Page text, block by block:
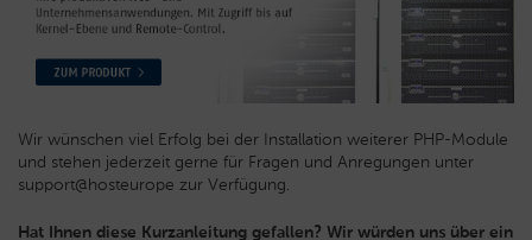
Wir wünschen viel Erfolg bei der Installation weiterer PHP-Module
und stehen jederzeit gerne für Fragen und Anregungen unter
support@hosteurope zur Verfügung.
Hat Ihnen diese Kurzanleitung gefallen? Wir würden uns über ein